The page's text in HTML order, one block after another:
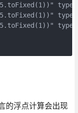
的浮点计算会出现